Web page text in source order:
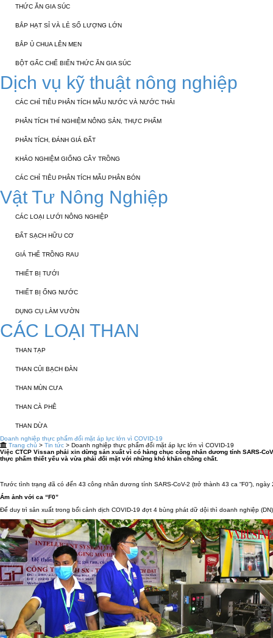
THỨC ĂN GIA SÚC
BẮP HẠT SỈ VÀ LẺ SỐ LƯỢNG LỚN
BẮP Ủ CHUA LÊN MEN
BỘT GẤC CHẾ BIẾN THỨC ĂN GIA SÚC
Dịch vụ kỹ thuật nông nghiệp
CÁC CHỈ TIÊU PHÂN TÍCH MẪU NƯỚC VÀ NƯỚC THẢI
PHÂN TÍCH THÍ NGHIỆM NÔNG SẢN, THỰC PHẨM
PHÂN TÍCH, ĐÁNH GIÁ ĐẤT
KHẢO NGHIỆM GIỐNG CÂY TRỒNG
CÁC CHỈ TIÊU PHÂN TÍCH MẪU PHÂN BÓN
Vật Tư Nông Nghiệp
CÁC LOẠI LƯỚI NÔNG NGHIỆP
ĐẤT SẠCH HỮU CƠ
GIÁ THỂ TRỒNG RAU
THIẾT BỊ TƯỚI
THIẾT BỊ ỐNG NƯỚC
DỤNG CỤ LÀM VƯỜN
CÁC LOẠI THAN
THAN TẠP
THAN CỦI BẠCH ĐÀN
THAN MÙN CƯA
THAN CÀ PHÊ
THAN DỪA
Doanh nghiệp thực phẩm đối mặt áp lực lớn vì COVID-19
Trang chủ > Tin tức > Doanh nghiệp thực phẩm đối mặt áp lực lớn vì COVID-19
Việc CTCP Vissan phải xin dừng sản xuất vì có hàng chục công nhân dương tính SARS-
thực phẩm thiết yếu và vừa phải đối mặt với những khó khăn chồng chất.
Trước tình trạng đã có đến 43 công nhân dương tính SARS-CoV-2 (trở thành 43 ca “F0”),
Ám ảnh với ca “F0”
Để duy trì sản xuất trong bối cảnh dịch COVID-19 đợt 4 bùng phát dữ dội thì doanh nghiệp